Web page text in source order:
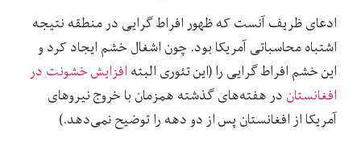
ادعای ظریف آنست که ظهور افراط گرایی در منطقه نتیجه
اشتباه محاسباتی آمریکا بود. چون اشغال خشم ایجاد کرد و
این خشم افراط گرایی را (این تئوری البته افزایش خشونت در
افغانستان در هفته‌های گذشته همزمان با خروج نیروهای
آمریکا از افغانستان پس از دو دهه را توضیح نمی‌دهد.)